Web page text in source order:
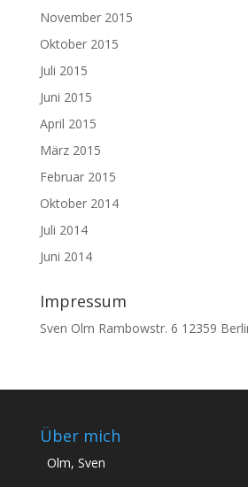
November 2015
Oktober 2015
Juli 2015
Juni 2015
April 2015
März 2015
Februar 2015
Oktober 2014
Juli 2014
Juni 2014
Impressum
Sven Olm Rambowstr. 6 12359
Über mich
Olm, Sven